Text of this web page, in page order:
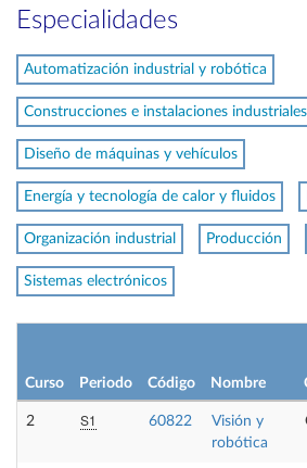
Especialidades
Automatización industrial y robótica
Construcciones e instalaciones industriales
Diseño de máquinas y vehículos
Energía y tecnología de calor y fluidos
Organización industrial Producción
Sistemas electrónicos
Curso Periodo Código Nombre
2 S1 60822
Visión y
robótica